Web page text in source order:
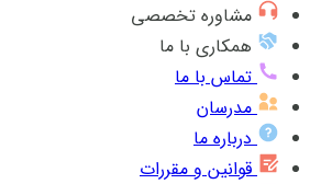
مشاوره تخصصی
همکاری با ما
تماس با ما
مدرسان
درباره ما
قوانین و مقررات